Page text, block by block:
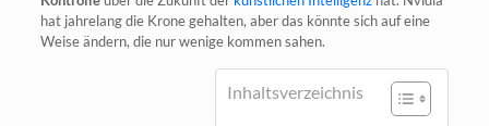
hat jah­re­lang die Kro­ne gehal­ten, aber das könn­te sich auf eine
Wei­se ändern, die nur weni­ge kom­men sahen.
Inhalts­ver­zeich­nis